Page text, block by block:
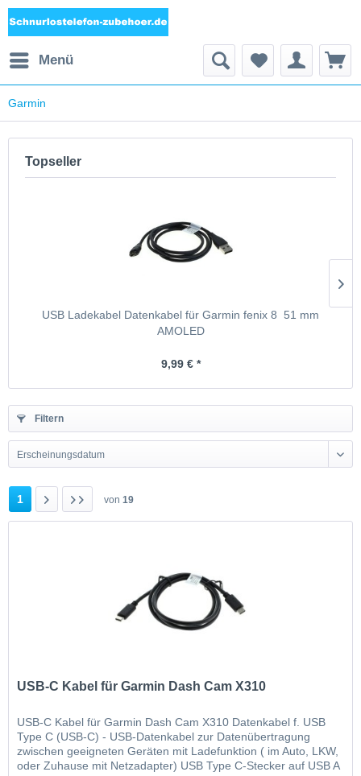
Menü
Garmin
Topseller
USB Ladekabel Datenkabel für Garmin fenix 8  51 mm
AMOLED
9,99 € *
Filtern
Erscheinungsdatum
1 von 19
USB-C Kabel für Garmin Dash Cam X310
USB-C Kabel für Garmin Dash Cam X310 Datenkabel f. USB
Type C (USB-C) - USB-Datenkabel zur Datenübertragung
zwischen geeigneten Geräten mit Ladefunktion ( im Auto, LKW,
oder Zuhause mit Netzadapter) USB Type C-Stecker auf USB A